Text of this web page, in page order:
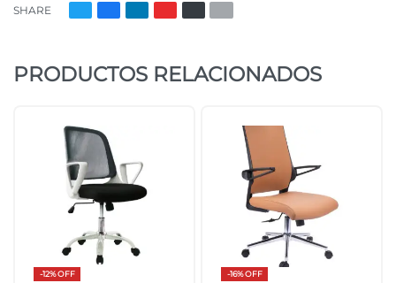
SHARE
PRODUCTOS RELACIONADOS
-12% OFF -16% OFF